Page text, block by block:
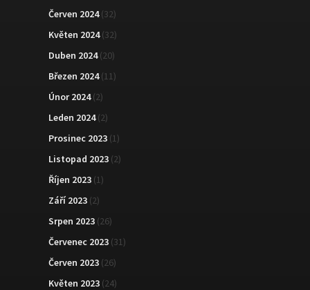
Červen 2024(32)
Květen 2024(32)
Duben 2024(20)
Březen 2024(11)
Únor 2024(2)
Leden 2024(2)
Prosinec 2023 (1)
Listopad 2023 (2)
Říjen 2023 (1)
Září 2023 (2)
Srpen 2023 (26)
Červenec 2023 (31)
Červen 2023 (26)
Květen 2023 (24)